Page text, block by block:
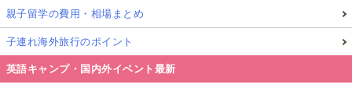
親子留学の費用・相場まとめ
子連れ海外旅行のポイント
英語キャンプ・国内外イベント最新